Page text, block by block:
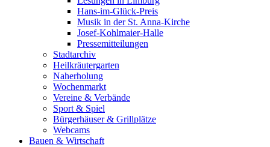
Hans-im-Glück-Preis
Musik in der St. Anna-Kirche
Josef-Kohlmaier-Halle
Pressemitteilungen
Stadtarchiv
Heilkräutergarten
Naherholung
Wochenmarkt
Vereine & Verbände
Sport & Spiel
Bürgerhäuser & Grillplätze
Webcams
Bauen & Wirtschaft